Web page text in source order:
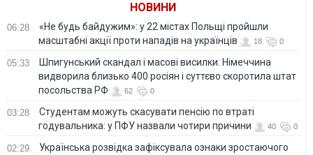
НОВИНИ
06:28
«Не будь байдужим»: у 22 містах Польщі пройшли
масштабні акції проти нападів на українців
18 0
05:33
Шпигунський скандал і масові висилки: Німеччина
видворила близько 400 росіян і суттєво скоротила штат
посольства РФ
62 0
03:28
Студентам можуть скасувати пенсію по втраті
годувальника: у ПФУ назвали чотири причини
40 0
02:29
Українська розвідка зафіксувала ознаки зростаючого